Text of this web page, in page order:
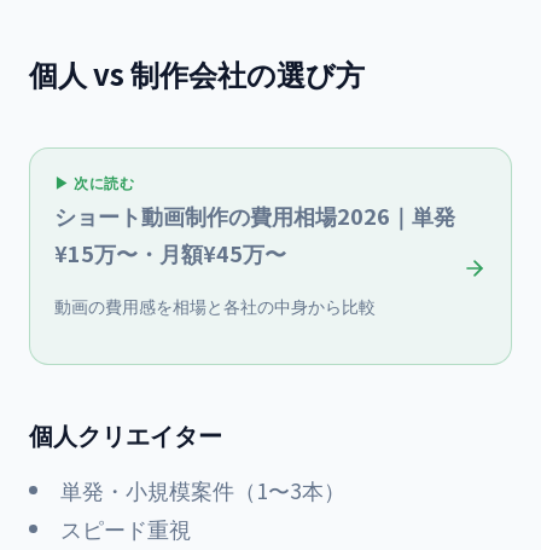
個人 vs 制作会社の選び方
▶ 次に読む
ショート動画制作の費用相場2026｜単発
¥15万〜・月額¥45万〜
動画の費用感を相場と各社の中身から比較
個人クリエイター
単発・小規模案件（1〜3本）
スピード重視